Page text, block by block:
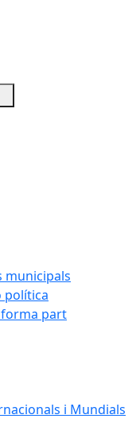
municipals
política
part
i Mundials